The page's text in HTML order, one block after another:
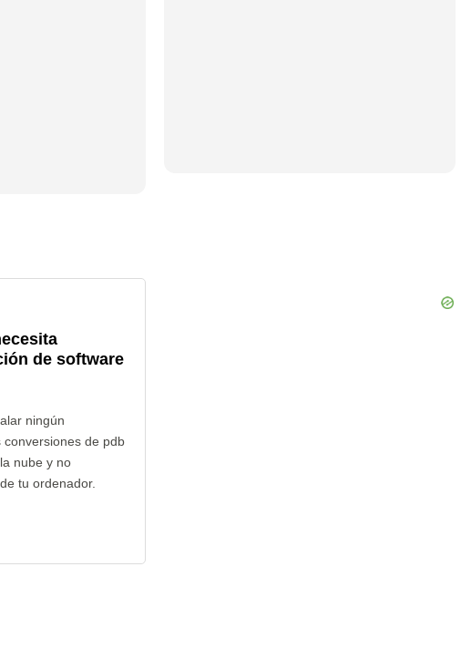
de software
ningún
conversiones de pdb
nube y no
tu ordenador.